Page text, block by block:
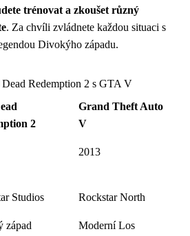
trénovat a zkoušet různý
. Za chvíli zvládnete každou situaci s
Divokýho západu.
Redemption 2 s GTA V
2
Grand Theft Auto
V
2013
Studios Rockstar North
západ
Moderní Los